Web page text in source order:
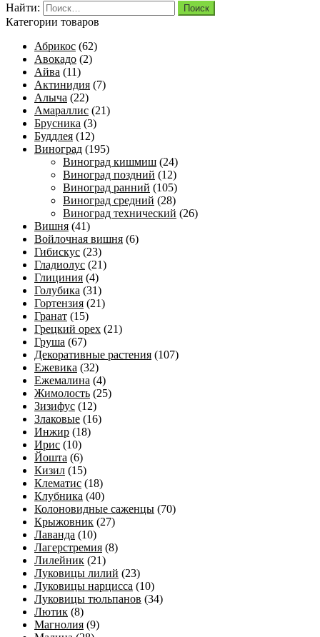
Найти:
Категории товаров
Абрикос (62)
Авокадо (2)
Айва (11)
Актинидия (7)
Алыча (22)
Амараллис (21)
Брусника (3)
Буддлея (12)
Виноград (195)
Виноград кишмиш (24)
Виноград поздний (12)
Виноград ранний (105)
Виноград средний (28)
Виноград технический (26)
Вишня (41)
Войлочная вишня (6)
Гибискус (23)
Гладиолус (21)
Глициния (4)
Голубика (31)
Гортензия (21)
Гранат (15)
Грецкий орех (21)
Груша (67)
Декоративные растения (107)
Ежевика (32)
Ежемалина (4)
Жимолость (25)
Зизифус (12)
Злаковые (16)
Инжир (18)
Ирис (10)
Йошта (6)
Кизил (15)
Клематис (18)
Клубника (40)
Колоновидные саженцы (70)
Крыжовник (27)
Лаванда (10)
Лагерстремия (8)
Лилейник (21)
Луковицы лилий (23)
Луковицы нарцисса (10)
Луковицы тюльпанов (34)
Лютик (8)
Магнолия (9)